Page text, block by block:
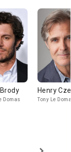
Domas
Henry
Tony Le